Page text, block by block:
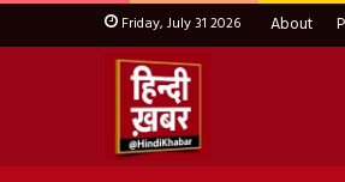
Friday, July 31 2026 About